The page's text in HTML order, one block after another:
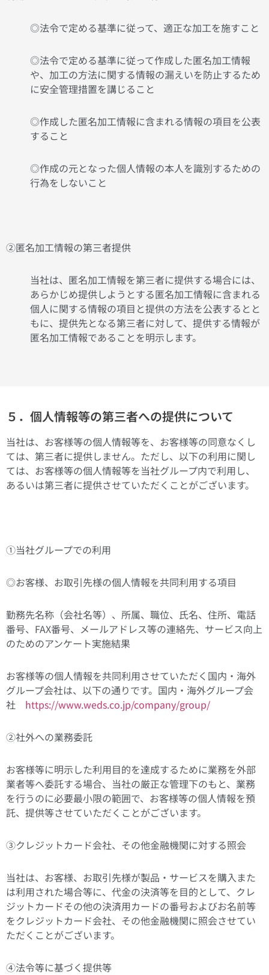
◎法令で定める基準に従って、適正な加工を施すこと
◎法令で定める基準に従って作成した匿名加工情報
や、加工の方法に関する情報の漏えいを防止するため
に安全管理措置を講じること
◎作成した匿名加工情報に含まれる情報の項目を公表
すること
◎作成の元となった個人情報の本人を識別するための
行為をしないこと
②匿名加工情報の第三者提供
当社は、匿名加工情報を第三者に提供する場合には、
あらかじめ提供しようとする匿名加工情報に含まれる
個人に関する情報の項目と提供の方法を公表するとと
もに、提供先となる第三者に対して、提供する情報が
匿名加工情報であることを明示します。
５．個人情報等の第三者への提供について
当社は、お客様等の個人情報等を、お客様等の同意なくし
ては、第三者に提供しません。ただし、以下の利用に関し
ては、お客様等の個人情報等を当社グループ内で利用し、
あるいは第三者に提供させていただくことがございます。
①当社グループでの利用
◎お客様、お取引先様の個人情報を共同利用する項目
勤務先名称（会社名等）、所属、職位、氏名、住所、電話
番号、FAX番号、メールアドレス等の連絡先、サービス向上
のためのアンケート実施結果
お客様等の個人情報を共同利用させていただく国内・海外
グループ会社は、以下の通りです。国内・海外グループ会
社 https://www.weds.co.jp/company/group/
②社外への業務委託
お客様等に明示した利用目的を達成するために業務を外部
業者等へ委託する場合、当社の厳正な管理下のもと、業務
を行うのに必要最小限の範囲で、お客様等の個人情報を預
託、提供等させていただくことがございます。
③クレジットカード会社、その他金融機関に対する照会
当社は、お客様、お取引先様が製品・サービスを購入また
は利用された場合等に、代金の決済等を目的として、クレ
ジットカードその他の決済用カードの番号およびお名前等
をクレジットカード会社、その他金融機関に照会させてい
ただくことがございます。
④法令等に基づく提供等